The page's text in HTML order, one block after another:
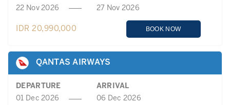
22 Nov 2026
27 Nov 2026
IDR 20,990,000 BOOK NOW
QANTAS AIRWAYS
DEPARTURE
ARRIVAL
01 Dec 2026
06 Dec 2026